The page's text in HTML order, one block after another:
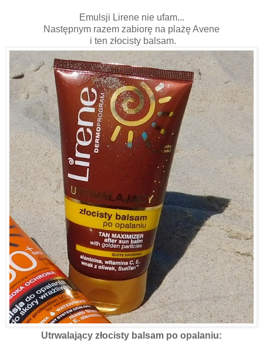
Emulsji Lirene nie ufam...
Następnym razem zabiorę na plażę Avene
i ten złocisty balsam.
Utrwalający złocisty balsam po opalaniu: